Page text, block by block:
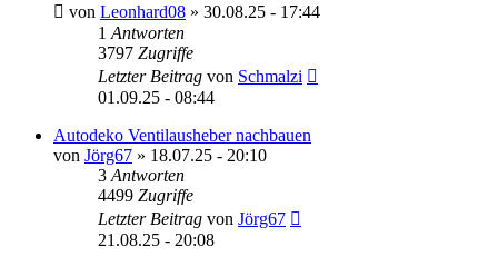
von Leonhard08 » 30.08.25 - 17:44
1 Antworten
3797 Zugriffe
Letzter Beitrag von Schmalzi
01.09.25 - 08:44
Autodeko Ventilausheber nachbauen
von Jörg67 » 18.07.25 - 20:10
3 Antworten
4499 Zugriffe
Letzter Beitrag von Jörg67
21.08.25 - 20:08